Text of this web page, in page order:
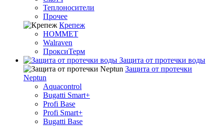
Теплоносители
Прочее
Крепеж
HOMMET
Walraven
ПроксиТерм
Защита от протечки воды
Защита от протечки
Neptun
Aquacontrol
Bugatti Smart+
Profi Base
Profi Smart+
Bugatti Base